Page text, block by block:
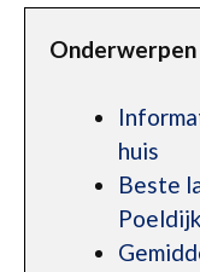
Onderwerpen
huis
Beste